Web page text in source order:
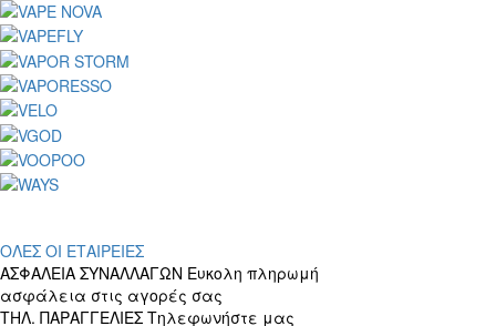
ΟΛΕΣ ΟΙ ΕΤΑΙΡΕΙΕΣ
ΑΣΦΑΛΕΙΑ ΣΥΝΑΛΛΑΓΩΝ Ευκολη πληρωμή
ασφάλεια στις αγορές σας
ΤΗΛ. ΠΑΡΑΓΓΕΛΙΕΣ Τηλεφωνήστε μας